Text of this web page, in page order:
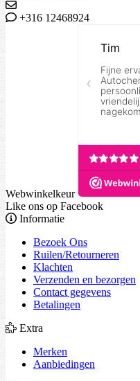
+316 12468924
Webwinkelkeur
Like ons op Facebook
Informatie
Bezoek Ons
Ruilen/Retourneren
Klachten
Verzenden en bezorgen
Contact gegevens
Betalingen
Extra
Merken
Aanbiedingen